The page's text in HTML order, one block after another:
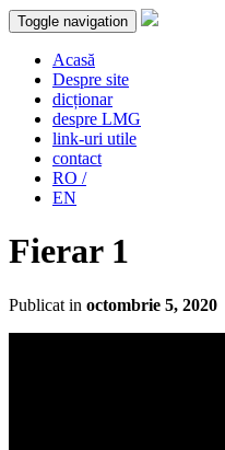
Toggle navigation
Acasă
Despre site
dicționar
despre LMG
link-uri utile
contact
RO /
EN
Fierar 1
Publicat in octombrie 5, 2020